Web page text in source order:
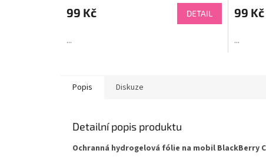
99 Kč DETAIL
...
produktu
je
z
99 Kč
...
Popis Diskuze
Detailní popis produktu
Ochranná hydrogelová fólie na mobil BlackBerry